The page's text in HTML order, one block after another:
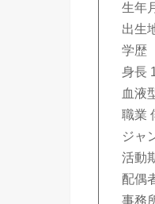
生年
出生
学歴
身長
血液
職業
ジャ
活動
配偶
事務